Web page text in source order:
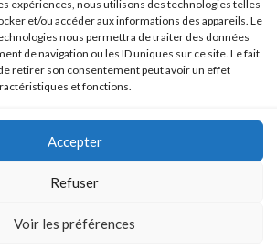
expériences, nous utilisons des technologies telles
et/ou accéder aux informations des appareils. Le
nous permettra de traiter des données
de navigation ou les ID uniques sur ce site. Le fait
retirer son consentement peut avoir un effet
et fonctions.
Accepter
Refuser
Voir les préférences
savon – Profitez de l’été pour construire vos
Accessibilité